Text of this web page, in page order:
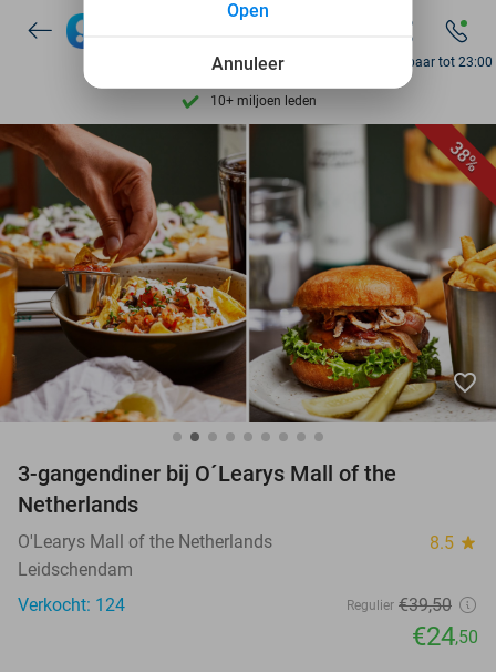
7 dagen per week beschikbaar
10+ miljoen leden
9,4 op basis van
Ontdek 15.000+ deals
7 dagen per week beschikbaar
10+ miljoen leden
Bereikbaar tot 23:00
38%
favorite_border
3-gangendiner bij O´Learys Mall of the
Netherlands
O'Learys Mall of the Netherlands 8.5 star
Leidschendam
Verkocht: 124
Regulier €39,50
€24,50
Annuleer
Open